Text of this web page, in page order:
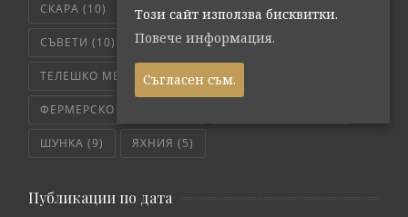
СКАРА (10) СЛОУ КУКЪР(5) СОС(6)
СЪВЕТИ (10) ТЕЛЕШКО(7)
ТЕЛЕШКО МЕСО (6) ТРИКОВЕ
ФЕРМЕРСКО СВЕЖО
ШУНКА (9) ЯХНИЯ (5)
Публикации по дата
Този сайт използва бисквитки.
Повече информация.
Съгласен съм.